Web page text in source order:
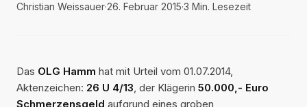
Christian Weissauer·26. Februar 2015·3 Min. Lesezeit
Das OLG Hamm hat mit Urteil vom 01.07.2014,
Aktenzeichen: 26 U 4/13, der Klägerin 50.000,- Euro
Schmerzensgeld aufgrund eines groben